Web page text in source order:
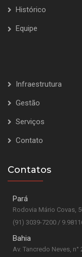
Histórico
Equipe
Infraestrutura
Gestão
Serviços
Contato
Contatos
Pará
Rodovia Mário Covas,
(91) 3039-7200 /
Bahia
Av. Tancredo Neves,